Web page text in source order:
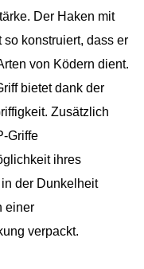
Der Haken mit
konstruiert, dass er
von Ködern dient.
bietet dank der
Zusätzlich
Griffe
ihres
der Dunkelheit
einer
verpackt.